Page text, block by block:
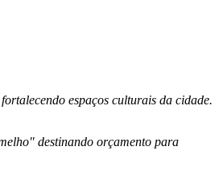
espaços culturais da cidade.
destinando orçamento para